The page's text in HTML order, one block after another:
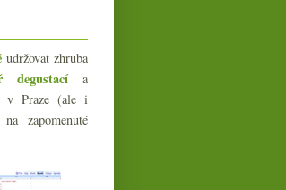
jo?
dvoje
&
udržovat zhruba
degustacía
v Praze (ale i
zapomenuté